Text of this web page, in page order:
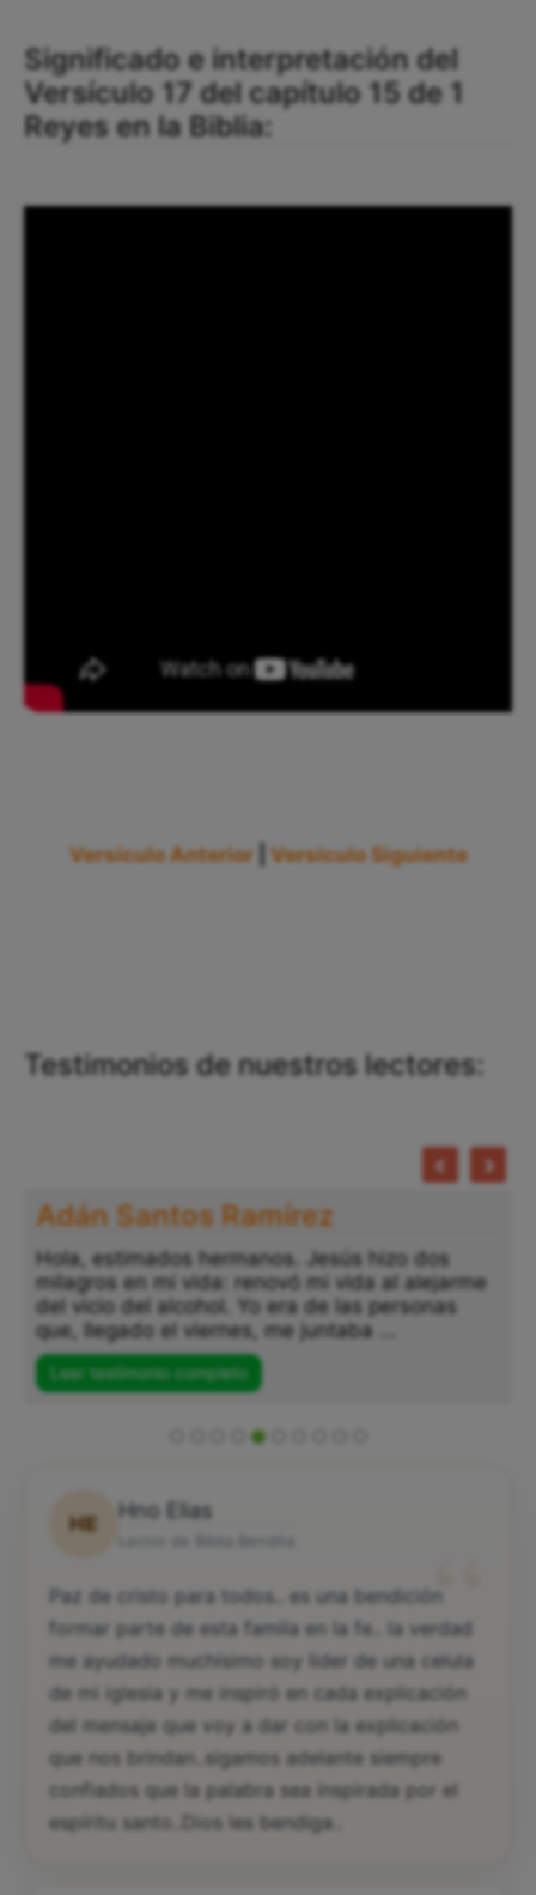
Significado e interpretación del
Versículo 17 del capítulo 15 de 1
Reyes en la Biblia:
Versículo Anterior Versículo Siguiente
Testimonios de nuestros lectores:
Adán Santos Ramírez
Hola, estimados hermanos. Jesús hizo dos
milagros en mi vida: renovó mi vida al alejarme
del vicio del alcohol. Yo era de las personas
que, llegado el viernes, me juntaba ...
Leer testimonio completo
HE
Hno Elias
“
Paz de cristo para todos.. es una bendición
formar parte de esta famila en la fe.. la verdad
me ayudado muchísimo soy lider de una celula
de mi iglesia y me inspiró en cada explicación
del mensaje que voy a dar con la explicación
que nos brindan..sigamos adelante siempre
confiados que la palabra sea inspirada por el
espíritu santo..Dios les bendiga..